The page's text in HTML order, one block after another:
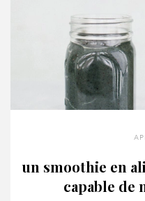
un smoothie en
capable de